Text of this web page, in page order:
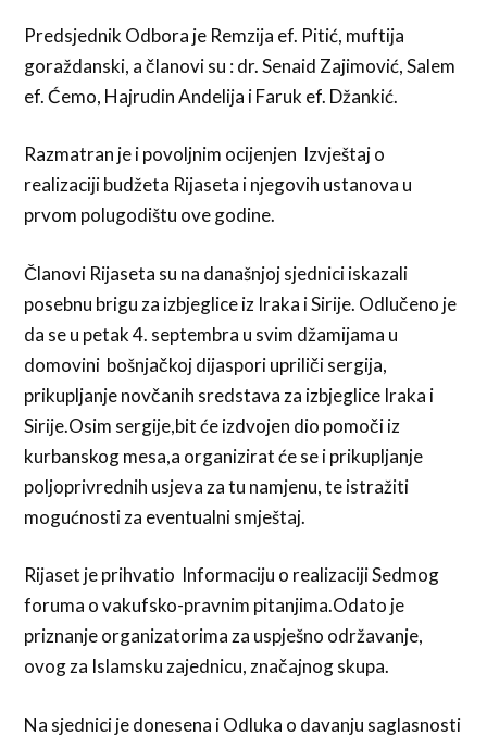
Predsjednik Odbora je Remzija ef. Pitić, muftija
goraždanski, a članovi su : dr. Senaid Zajimović, Salem
ef. Ćemo, Hajrudin Andelija i Faruk ef. Džankić.
Razmatran je i povoljnim ocijenjen Izvještaj o
realizaciji budžeta Rijaseta i njegovih ustanova u
prvom polugodištu ove godine.
Članovi Rijaseta su na današnjoj sjednici iskazali
posebnu brigu za izbjeglice iz Iraka i Sirije. Odlučeno je
da se u petak 4. septembra u svim džamijama u
domovini bošnjačkoj dijaspori upriliči sergija,
prikupljanje novčanih sredstava za izbjeglice Iraka i
Sirije.Osim sergije,bit će izdvojen dio pomoči iz
kurbanskog mesa,a organizirat će se i prikupljanje
poljoprivrednih usjeva za tu namjenu, te istražiti
mogućnosti za eventualni smještaj.
Rijaset je prihvatio Informaciju o realizaciji Sedmog
foruma o vakufsko-pravnim pitanjima.Odato je
priznanje organizatorima za uspješno održavanje,
ovog za Islamsku zajednicu, značajnog skupa.
Na sjednici je donesena i Odluka o davanju saglasnosti